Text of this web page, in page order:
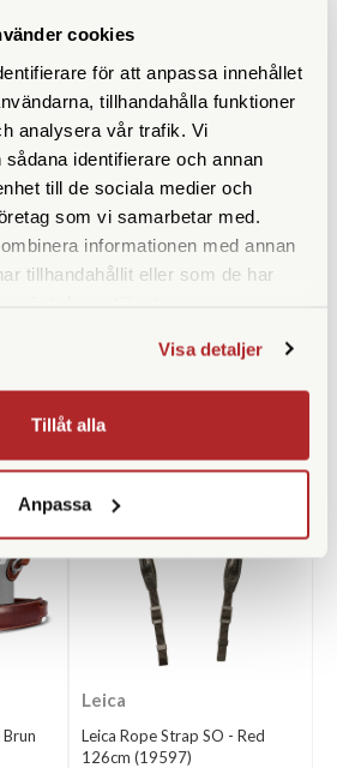
cookies
för att anpassa innehållet
tillhandahålla funktioner
analysera vår trafik. Vi
identifierare och annan
till de sociala medier och
som vi samarbetar med.
informationen med annan
tillhandahållit eller som de har
Visa detaljer
Tillåt alla
Anpassa
Black
Squarehood
Squarehood Mini Softy DOME
Leica
Leica Rope Strap SO - Red
126cm (19597)